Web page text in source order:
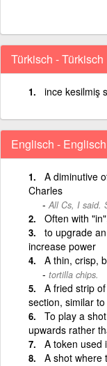
Türkisch - Türkisch
ince kesilmiş
Englisch - Englisch
A diminutive
Charles
All Cs, I said.
Often with
to upgrade
increase power
A thin, crisp,
tortilla chips.
A fried strip
section, similar
To play a
upwards rather
A token used
A shot where